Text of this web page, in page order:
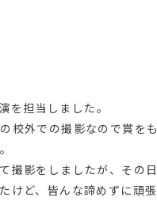
担当しました。
校外での撮影なので賞をも
撮影をしましたが、その日
けど、皆んな諦めずに頑張